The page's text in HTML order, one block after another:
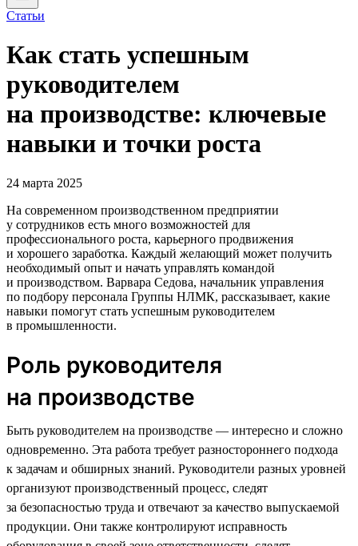
Статьи
Как стать успешным
руководителем
на производстве: ключевые
навыки и точки роста
24 марта 2025
На современном производственном предприятии
у сотрудников есть много возможностей для
профессионального роста, карьерного продвижения
и хорошего заработка. Каждый желающий может получить
необходимый опыт и начать управлять командой
и производством. Варвара Седова, начальник управления
по подбору персонала Группы НЛМК, рассказывает, какие
навыки помогут стать успешным руководителем
в промышленности.
Роль руководителя
на производстве
Быть руководителем на производстве — интересно и сложно
одновременно. Эта работа требует разностороннего подхода
к задачам и обширных знаний. Руководители разных уровней
организуют производственный процесс, следят
за безопасностью труда и отвечают за качество выпускаемой
продукции. Они также контролируют исправность